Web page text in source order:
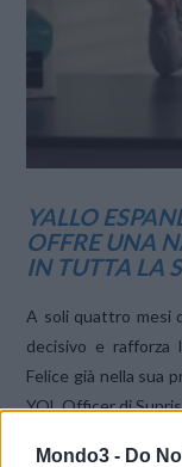
Mondo3 - Do
YALLO
OFFRE UNA
IN TUTTA LA
A soli quattro mesi
decisivo e rafforza
Felice già nella sua
YOL Officer di